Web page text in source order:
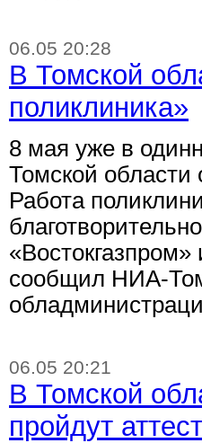
06.05 20:28
В Томской
поликлиника»
8 мая уже в
Томской области
Работа
сообщил НИА-
06.05 20:21
В Томской
пройдут